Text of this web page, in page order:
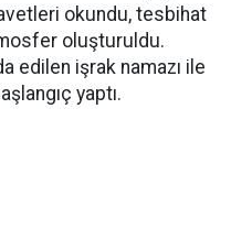
okundu, tesbihat
oluşturuldu.
edilen işrak namazı ile
yaptı.